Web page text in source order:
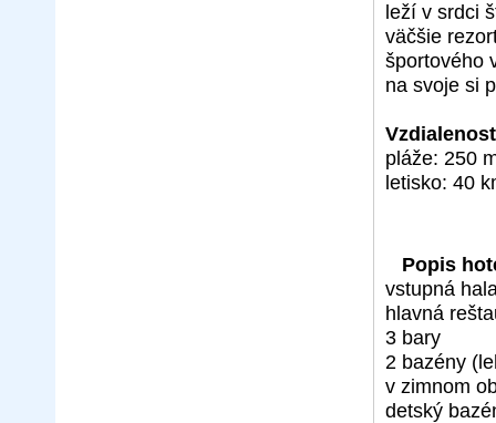
leží v srdci
väčšie
športového
na svoje si
pláže: 250
letisko: 40
Popis
vstupná
hlavná
3 bary
2 bazény
v zimnom
detský